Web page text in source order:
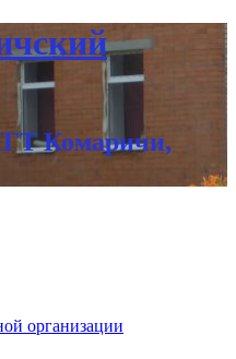
Комаричи,
организации